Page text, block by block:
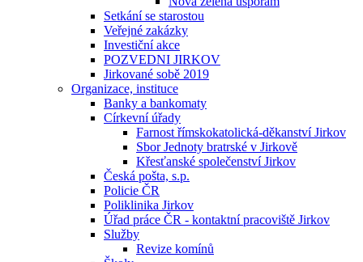
Setkání se starostou
Veřejné zakázky
Investiční akce
POZVEDNI JIRKOV
Jirkované sobě 2019
Organizace, instituce
Banky a bankomaty
Církevní úřady
Farnost římskokatolická-děkanství Jirkov
Sbor Jednoty bratrské v Jirkově
Křesťanské společenství Jirkov
Česká pošta, s.p.
Policie ČR
Poliklinika Jirkov
Úřad práce ČR - kontaktní pracoviště Jirkov
Služby
Revize komínů